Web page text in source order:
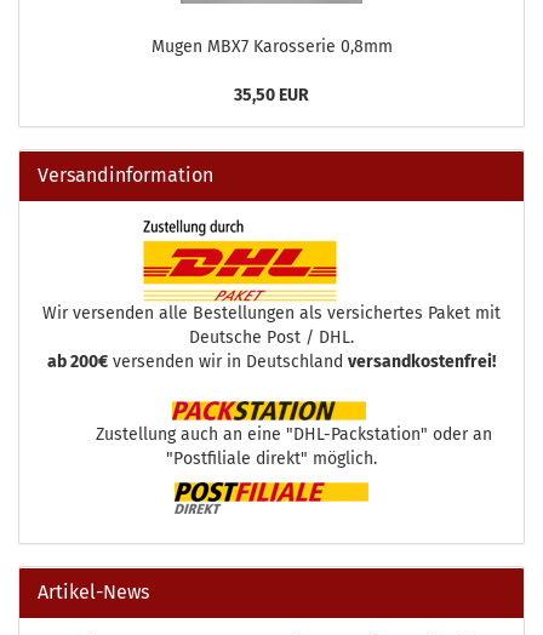
Mugen MBX7 Karosserie 0,8mm
35,50 EUR
Versandinformation
Wir versenden alle Bestellungen als versichertes Paket mit
Deutsche Post / DHL.
ab 200€ versenden wir in Deutschland versandkostenfrei!
Zustellung auch an eine "DHL-Packstation" oder an
"Postfiliale direkt" möglich.
Artikel-News